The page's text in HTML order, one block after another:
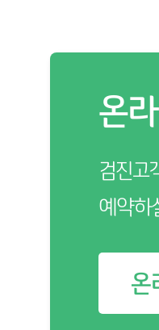
온
검진고
예약하
온